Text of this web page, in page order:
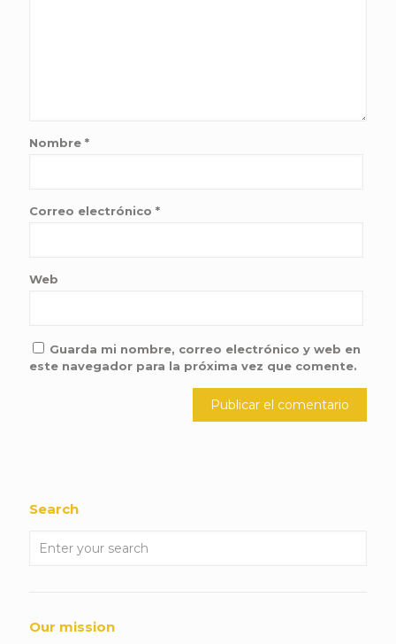
Nombre *
Correo electrónico *
Web
Guarda mi nombre, correo electrónico y web en
este navegador para la próxima vez que comente.
Search
Our mission